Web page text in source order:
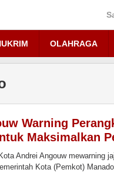
OLAHRAGA
Warning
Maksimalkan
Andrei Angouw mewarning
Kota (Pemkot)